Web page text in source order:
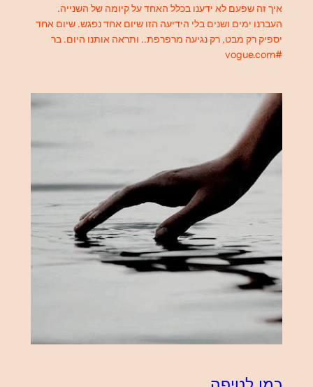
איך זה שפעם לא ידענו בכלל האחד על קיומה של השנייה.
העברנו ימים ושנים בלי הידיעה הזו שיום אחד נפגש. שיום אחד
יספיק רק מבט, רק נגיעה מרפרפת.. ותראה אותנו היום. בר
#vogue.com